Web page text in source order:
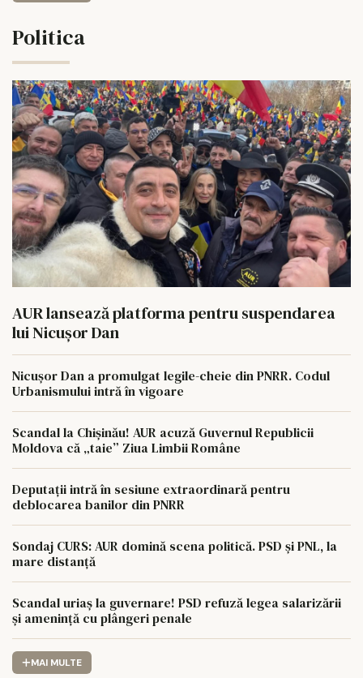
Politica
AUR lansează platforma pentru suspendarea
lui Nicușor Dan
Nicușor Dan a promulgat legile-cheie din PNRR. Codul
Urbanismului intră în vigoare
Scandal la Chișinău! AUR acuză Guvernul Republicii
Moldova că „taie” Ziua Limbii Române
Deputații intră în sesiune extraordinară pentru
deblocarea banilor din PNRR
Sondaj CURS: AUR domină scena politică. PSD și PNL, la
mare distanță
Scandal uriaș la guvernare! PSD refuză legea salarizării
și amenință cu plângeri penale
MAI MULTE